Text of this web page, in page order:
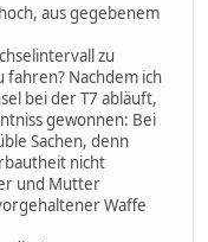
aus gegebenem
zu
Nachdem ich
bei der T7 abläuft,
gewonnen: Bei
Sachen, denn
nicht
und Mutter
Waffe